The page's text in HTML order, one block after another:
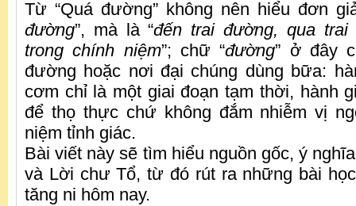
Từ “Quá đường” không nên hiểu đơn
đường”, mà là “đến trai đường, qua
trong chính niệm”; chữ “đường” ở đây
đường hoặc nơi đại chúng dùng bữa:
cơm chỉ là một giai đoạn tạm thời, hành
để thọ thực chứ không đắm nhiễm vị
niệm tỉnh giác.
Bài viết này sẽ tìm hiểu nguồn gốc, ý
và Lời chư Tổ, từ đó rút ra những bài
tăng ni hôm nay.